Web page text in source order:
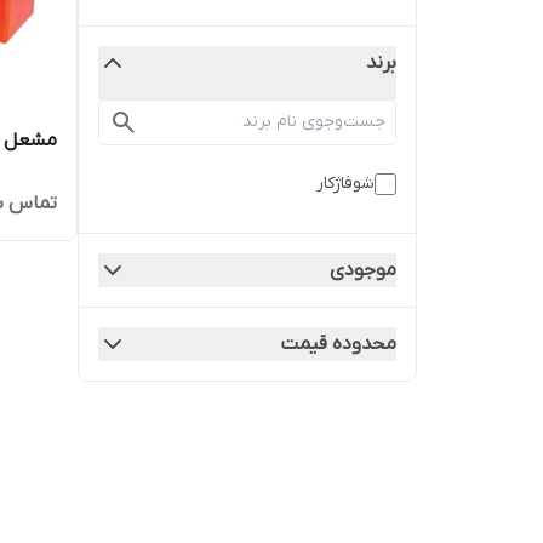
برند
شوفاژكار
موجودی
محدوده قیمت
مشعل CKI _ G 260
تماس